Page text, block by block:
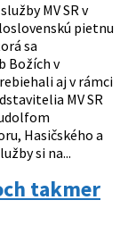
MV SR v
pietnu
sa
Božích v
aj v rámci
MV SR
Hasičského a
si na...
takmer